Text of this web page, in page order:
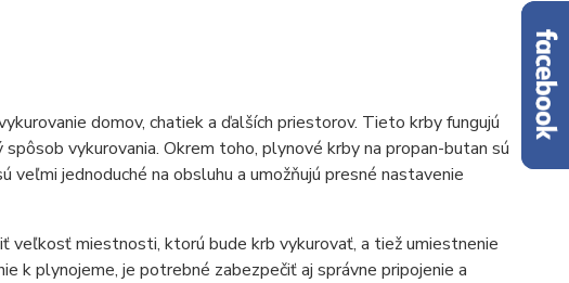
domov, chatiek a ďalších priestorov. Tieto krby fungujú
vykurovania. Okrem toho, plynové krby na propan-butan sú
jednoduché na obsluhu a umožňujú presné nastavenie
veľkosť miestnosti, ktorú bude krb vykurovať, a tiež umiestnenie
k plynojeme, je potrebné zabezpečiť aj správne pripojenie a